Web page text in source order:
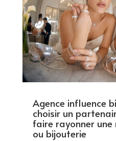
Agence influence
choisir un
faire rayonner
ou bijouterie